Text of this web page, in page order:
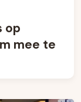
op
mee te